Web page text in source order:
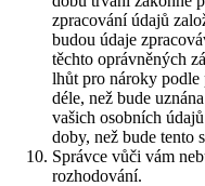
zpracování údajů
budou údaje
těchto oprávněných
lhůt pro nároky podle
déle, než bude
vašich osobních
doby, než bude tento
Správce vůči vám
rozhodování.